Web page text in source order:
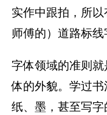
实作中跟拍，所
师傅的）道路标线
字体领域的准则
体的外貌。学过书
纸、墨，甚至写